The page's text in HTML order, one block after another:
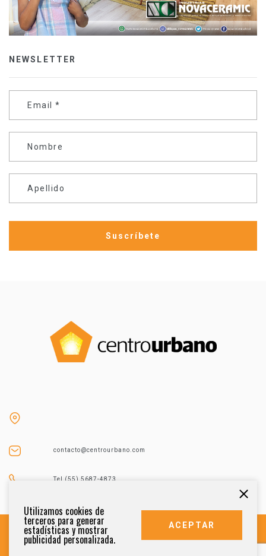
NEWSLETTER
Email *
Nombre
Apellido
contacto@centrourbano.com
Tel (55) 5687-4873
Utilizamos cookies de
terceros para generar
estadísticas y mostrar
publicidad personalizada.
ACEPTAR